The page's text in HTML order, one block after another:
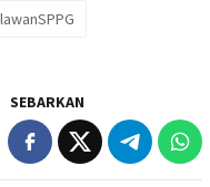
SEBARKAN